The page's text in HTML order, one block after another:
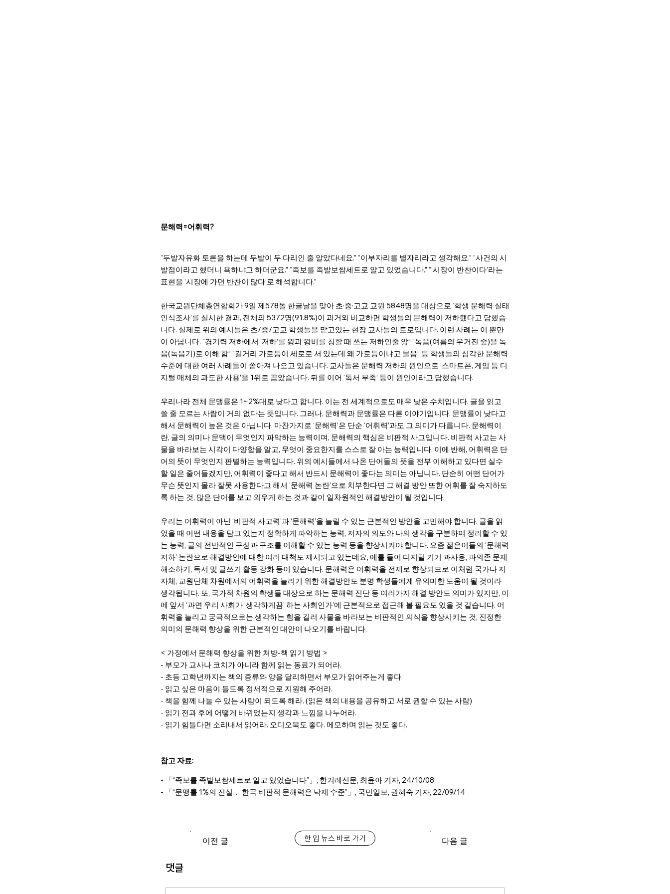
문해력=어휘력?
“두발자유화 토론을 하는데 두발이 두 다리인 줄 알았다네요.” “이부자리를 별자리라고 생각해요.” “사건의 시
발점이라고 했더니 욕하냐고 하더군요.” “족보를 족발보쌈세트로 알고 있었습니다.” “‘시장이 반찬이다’라는
표현을 ‘시장에 가면 반찬이 많다’로 해석합니다.”
한국교원단체총연합회가 9일 제578돌 한글날을 맞아 초·중·고교 교원 5848명을 대상으로 ‘학생 문해력 실태
인식조사’를 실시한 결과, 전체의 5372명(91.8%)이 과거와 비교하면 학생들의 문해력이 저하됐다고 답했습
니다. 실제로 위의 예시들은 초/중/고교 학생들을 맡고있는 현장 교사들의 토로입니다. 이런 사례는 이 뿐만
이 아닙니다. “경기력 저하에서 ‘저하’를 왕과 왕비를 칭할 때 쓰는 저하인줄 앎” “녹음(여름의 우거진 숲)을 녹
음(녹음기)로 이해 함” “길거리 가로등이 세로로 서 있는데 왜 가로등이냐고 물음” 등 학생들의 심각한 문해력
수준에 대한 여러 사례들이 쏟아져 나오고 있습니다. 교사들은 문해력 저하의 원인으로 ‘스마트폰, 게임 등 디
지털 매체의 과도한 사용’을 1위로 꼽았습니다. 뒤를 이어 ‘독서 부족’ 등이 원인이라고 답했습니다.
우리나라 전체 문맹률은 1~2%대로 낮다고 합니다. 이는 전 세계적으로도 매우 낮은 수치입니다. 글을 읽고
쓸 줄 모르는 사람이 거의 없다는 뜻입니다. 그러나, 문해력과 문맹률은 다른 이야기입니다. 문맹률이 낮다고
해서 문해력이 높은 것은 아닙니다. 마찬가지로 ‘문해력’은 단순 ‘어휘력’과도 그 의미가 다릅니다. 문해력이
란, 글의 의미나 문맥이 무엇인지 파악하는 능력이며, 문해력의 핵심은 비판적 사고입니다. 비판적 사고는 사
물을 바라보는 시각이 다양함을 알고, 무엇이 중요한지를 스스로 잘 아는 능력입니다. 이에 반해, 어휘력은 단
어의 뜻이 무엇인지 판별하는 능력입니다. 위의 예시들에서 나온 단어들의 뜻을 전부 이해하고 있다면 실수
할 일은 줄어들겠지만, 어휘력이 좋다고 해서 반드시 문해력이 좋다는 의미는 아닙니다. 단순히 어떤 단어가
무슨 뜻인지 몰라 잘못 사용한다고 해서 ‘문해력 논란’으로 치부한다면 그 해결 방안 또한 어휘를 잘 숙지하도
록 하는 것, 많은 단어를 보고 외우게 하는 것과 같이 일차원적인 해결방안이 될 것입니다.
우리는 어휘력이 아닌 ‘비판적 사고력’과 ‘문해력’을 늘릴 수 있는 근본적인 방안을 고민해야 합니다. 글을 읽
었을 때 어떤 내용을 담고 있는지 정확하게 파악하는 능력, 저자의 의도와 나의 생각을 구분하며 정리할 수 있
는 능력, 글의 전반적인 구성과 구조를 이해할 수 있는 능력 등을 향상시켜야 합니다. 요즘 젊은이들의 ‘문해력
저하’ 논란으로 해결방안에 대한 여러 대책도 제시되고 있는데요, 예를 들어 디지털 기기 과사용, 과의존 문제
해소하기, 독서 및 글쓰기 활동 강화 등이 있습니다. 문해력은 어휘력을 전제로 향상되므로 이처럼 국가나 지
자체, 교원단체 차원에서의 어휘력을 늘리기 위한 해결방안도 분명 학생들에게 유의미한 도움이 될 것이라
생각됩니다. 또, 국가적 차원의 학생들 대상으로 하는 문해력 진단 등 여러가지 해결 방안도 의미가 있지만, 이
에 앞서 ‘과연 우리 사회가 ‘생각하게끔’ 하는 사회인가’에 근본적으로 접근해 볼 필요도 있을 것 같습니다. 어
휘력을 늘리고 궁극적으로는 생각하는 힘을 길러 사물을 바라보는 비판적인 의식을 향상시키는 것, 진정한
의미의 문해력 향상을 위한 근본적인 대안이 나오기를 바랍니다.
< 가정에서 문해력 향상을 위한 처방-책 읽기 방법 >
- 부모가 교사나 코치가 아니라 함께 읽는 동료가 되어라.
- 초등 고학년까지는 책의 종류와 양을 달리하면서 부모가 읽어주는게 좋다.
- 읽고 싶은 마음이 들도록 정서적으로 지원해 주어라.
- 책을 함께 나눌 수 있는 사람이 되도록 해라. (읽은 책의 내용을 공유하고 서로 권할 수 있는 사람)
- 읽기 전과 후에 어떻게 바뀌었는지 생각과 느낌을 나누어라.
- 읽기 힘들다면 소리내서 읽어라. 오디오북도 좋다. 메모하며 읽는 것도 좋다.
참고 자료:
- 「“족보를 족발보쌈세트로 알고 있었습니다”」, 한겨레신문, 최윤아 기자, 24/10/08
- 「“문맹률 1%의 진실… 한국 비판적 문해력은 낙제 수준”」, 국민일보, 권혜숙 기자, 22/09/14
댓글
이전 글 한 입 뉴스 바로 가기 다음 글